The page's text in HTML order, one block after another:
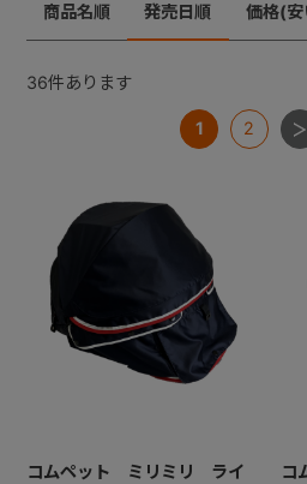
商品名順 発売日順 価格(安
36件あります
1 2
コムペット ミリミリ ライ
コ